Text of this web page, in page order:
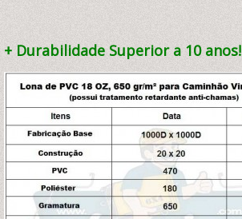
+ Durabilidade Superior a 10 anos!